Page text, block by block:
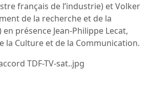
français de l’industrie) et Volker
de la recherche et de la
présence Jean-Philippe Lecat,
la Culture et de la Communication.
TDF-TV-sat..jpg